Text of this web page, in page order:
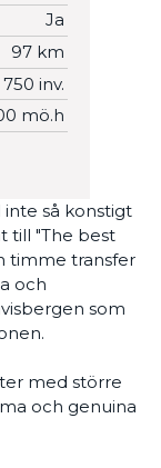
Ja
97 km
750 inv.
mö.h
inte så konstigt
till "The best
timme transfer
och
som
med större
och genuina